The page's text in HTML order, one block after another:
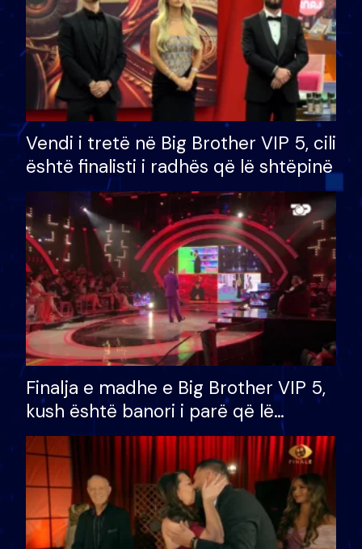
Vendi i tretë në Big Brother VIP 5, cili
është finalisti i radhës që lë shtëpinë
Finalja e madhe e Big Brother VIP 5,
kush është banori i parë që lë
shtëpinë dhe humb mundësinë për
të fituar çmimin e madh